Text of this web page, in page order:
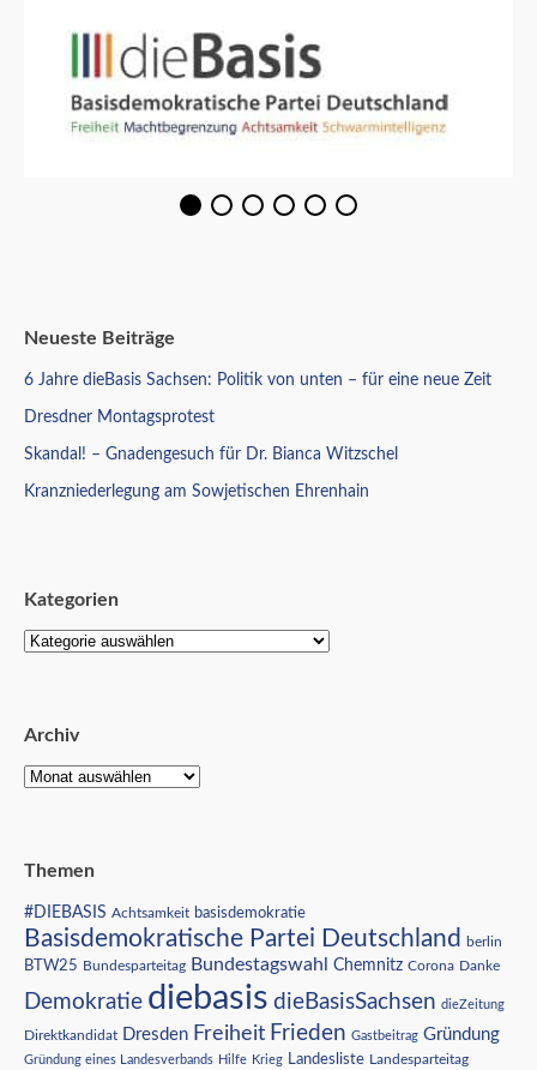
Neueste Beiträge
6 Jahre dieBasis Sachsen: Politik von unten – für eine neue Zeit
Dresdner Montagsprotest
Skandal! – Gnadengesuch für Dr. Bianca Witzschel
Kranzniederlegung am Sowjetischen Ehrenhain
Kategorien
Archiv
Themen
#DIEBASIS Achtsamkeit basisdemokratie
Basisdemokratische Partei Deutschland berlin
BTW25 Bundesparteitag Bundestagswahl Chemnitz Corona Danke
Demokratie diebasis dieBasisSachsen dieZeitung
Direktkandidat Dresden Freiheit Frieden Gastbeitrag Gründung
Gründung eines Landesverbands Hilfe Krieg Landesliste Landesparteitag